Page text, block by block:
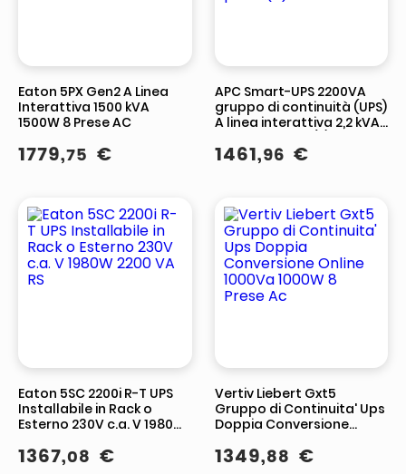
Eaton 5PX Gen2 A Linea
Interattiva 1500 kVA
1500W 8 Prese AC
1779,75 €
APC Smart-UPS 2200VA
gruppo di continuità (UPS)
A linea interattiva 2,2 kVA
1461,96 €
Eaton 5SC 2200i R-T UPS
Installabile in Rack o
Esterno 230V c.a. V 1980W
1367,08 €
Vertiv Liebert Gxt5
Gruppo di Continuita' Ups
Doppia Conversione
Prese Ac
1349,88 €